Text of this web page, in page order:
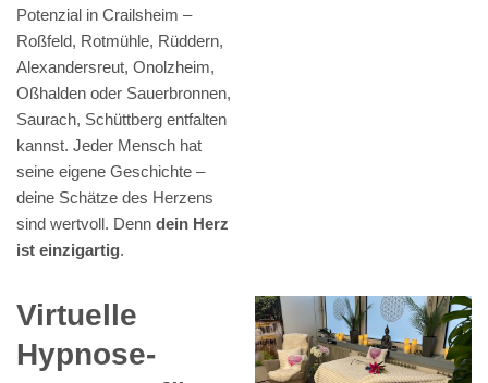
Potenzial in Crailsheim –
Roßfeld, Rotmühle, Rüddern,
Alexandersreut, Onolzheim,
Oßhalden oder Sauerbronnen,
Saurach, Schüttberg entfalten
kannst. Jeder Mensch hat
seine eigene Geschichte –
deine Schätze des Herzens
sind wertvoll. Denn dein Herz
ist einzigartig.
Virtuelle
Hypnose-